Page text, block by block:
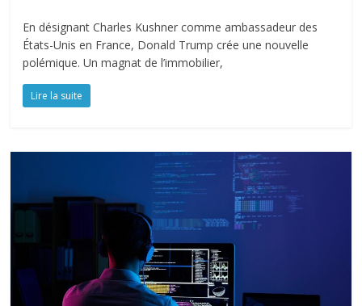
En désignant Charles Kushner comme ambassadeur des
États-Unis en France, Donald Trump crée une nouvelle
polémique. Un magnat de l’immobilier,
Lire la suite